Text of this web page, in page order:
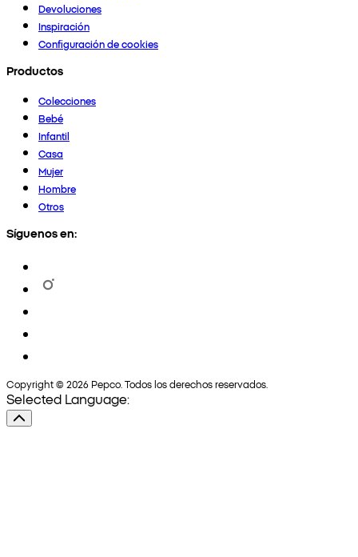
Devoluciones
Inspiración
Configuración de cookies
Productos
Colecciones
Bebé
Infantil
Casa
Mujer
Hombre
Otros
Síguenos en:
Copyright © 2026 Pepco. Todos los derechos reservados.
Selected Language: